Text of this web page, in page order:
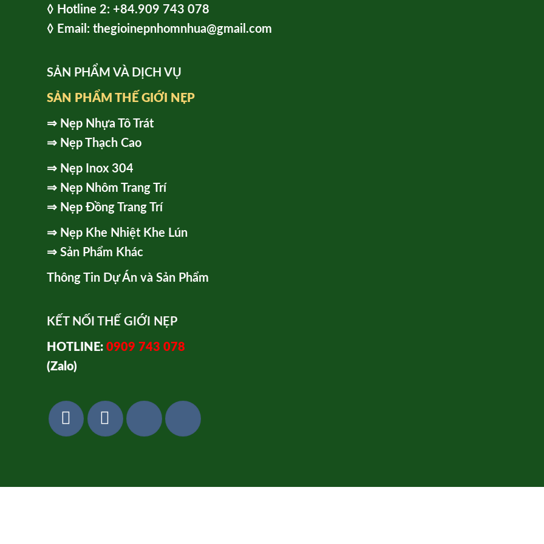
◊ Hot line 2: +84.909 743 078
◊ Email: thegioinepnhomnhua@gmail.com
SẢN PHẨM VÀ DỊCH VỤ
SẢN PHẨM THẾ GIỚI NẸP
⇒ Nẹp Nhựa Tô Trát
⇒ Nẹp Thạch Cao
⇒ Nẹp Inox 304
⇒ Nẹp Nhôm Trang Trí
⇒ Nẹp Đồng Trang Trí
⇒ Nẹp Khe Nhiệt Khe Lún
⇒ Sản Phẩm Khác
Thông Tin Dự Án và Sản Phẩm
KẾT NỐI THẾ GIỚI NẸP
HOTLINE: 0909 743 078
(Zalo)